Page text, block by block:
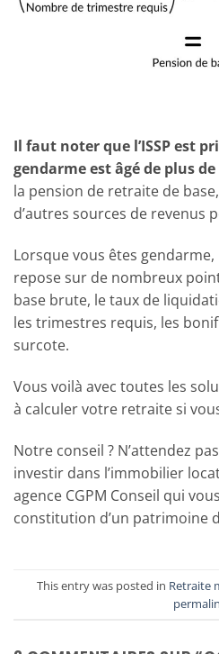
Il faut noter que l’ISSP est
gendarme est âgé de plus de
la pension de retraite de
d’autres sources de revenus
Lorsque vous êtes
repose sur de nombreux
base brute, le taux de
les trimestres requis, les
surcote.
Vous voilà avec toutes les
à calculer votre retraite si
Notre conseil ? N’attendez
investir dans l’immobilier
agence CGPM Conseil qui
constitution d’un patrimoine
This entry was posted in Retraite